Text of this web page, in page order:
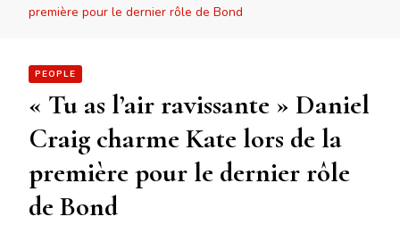
première pour le dernier rôle de Bond
PEOPLE
« Tu as l’air ravissante » Daniel
Craig charme Kate lors de la
première pour le dernier rôle
de Bond